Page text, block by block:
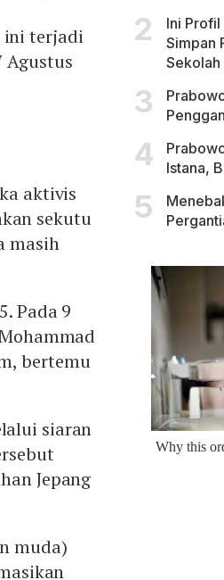
ini terjadi
Agustus
aktivis
sekutu
masih
Pada 9
bertemu
siaran
Jepang
muda)
Ini Profil
Simpan
Sekolah
Istana,